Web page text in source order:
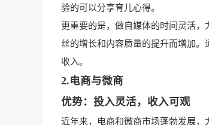
验的可以分享育儿心得。
更重要的是，做自媒体的时间灵活
丝的增长和内容质量的提升而增加
收入。
2.电商与微商
优势：投入灵活，收入可观
近年来，电商和微商市场蓬勃发展